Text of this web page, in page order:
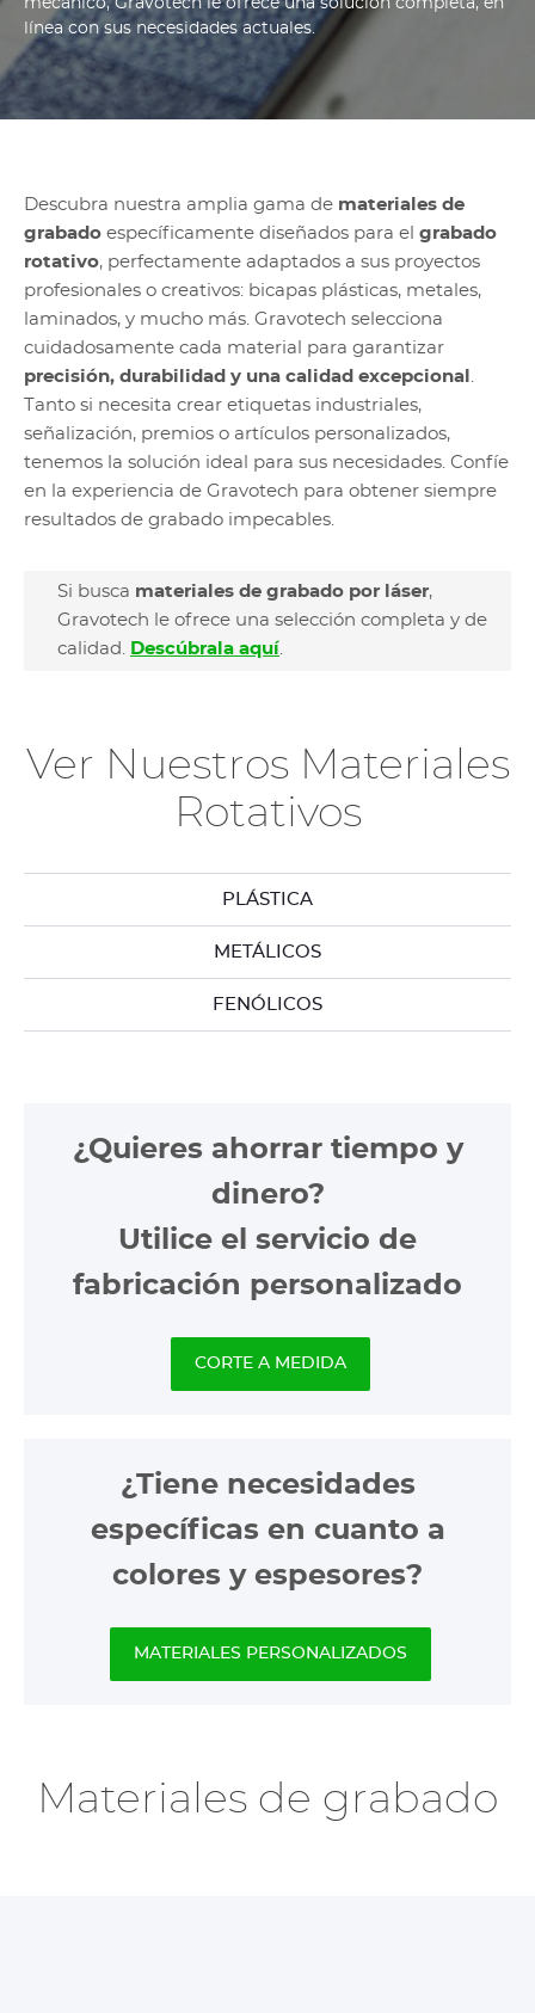
mecánico, Gravotech le ofrece una solución completa, en
línea con sus necesidades actuales.
Descubra nuestra amplia gama de materiales de
grabado específicamente diseñados para el grabado
rotativo, perfectamente adaptados a sus proyectos
profesionales o creativos: bicapas plásticas, metales,
laminados, y mucho más. Gravotech selecciona
cuidadosamente cada material para garantizar
precisión, durabilidad y una calidad excepcional .
Tanto si necesita crear etiquetas industriales,
señalización, premios o artículos personalizados,
tenemos la solución ideal para sus necesidades. Confíe
en la experiencia de Gravotech para obtener siempre
resultados de grabado impecables.
Si busca materiales de grabado por láser,
Gravotech le ofrece una selección completa y de
calidad. Descúbrala aquí.
Ver Nuestros Materiales
Rotativos
PLÁSTICA
METÁLICOS
FENÓLICOS
¿Quieres ahorrar tiempo y
dinero?
Utilice el servicio de
fabricación personalizado
CORTE A MEDIDA
¿Tiene necesidades
específicas en cuanto a
colores y espesores?
MATERIALES PERSONALIZADOS
Materiales de grabado